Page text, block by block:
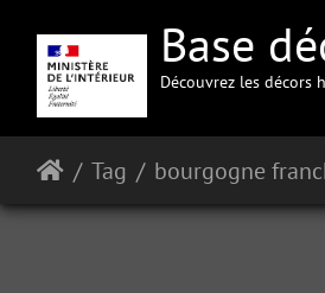
Base
Découvrez les décors
Tag bourgogne